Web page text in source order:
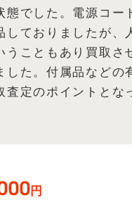
態でした。電源コー
しておりましたが、
うこともあり買取さ
した。付属品などの
査定のポイントとな
円